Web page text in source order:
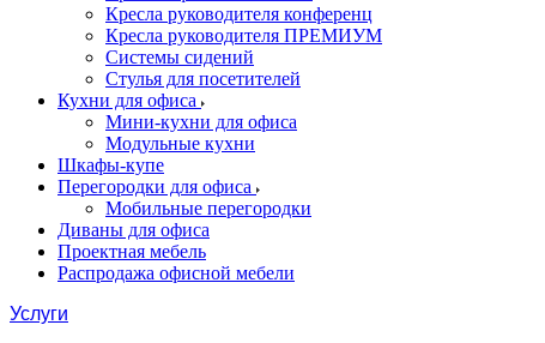
Кресла руководителя конференц
Кресла руководителя ПРЕМИУМ
Системы сидений
Стулья для посетителей
Кухни для офиса
Мини-кухни для офиса
Модульные кухни
Шкафы-купе
Перегородки для офиса
Мобильные перегородки
Диваны для офиса
Проектная мебель
Распродажа офисной мебели
Услуги